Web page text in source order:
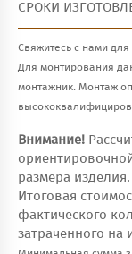
СРОКИ
Свяжитесь с нами
Для монтирования
монтажник. Монтаж
Внимание!
размера изделия.
Итоговая
фактического
затраченного на